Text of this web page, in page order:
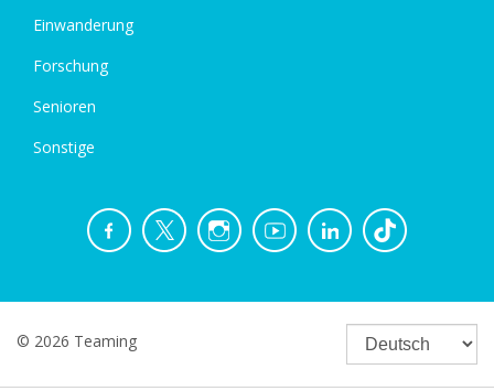
Einwanderung
Forschung
Senioren
Sonstige
© 2026 Teaming